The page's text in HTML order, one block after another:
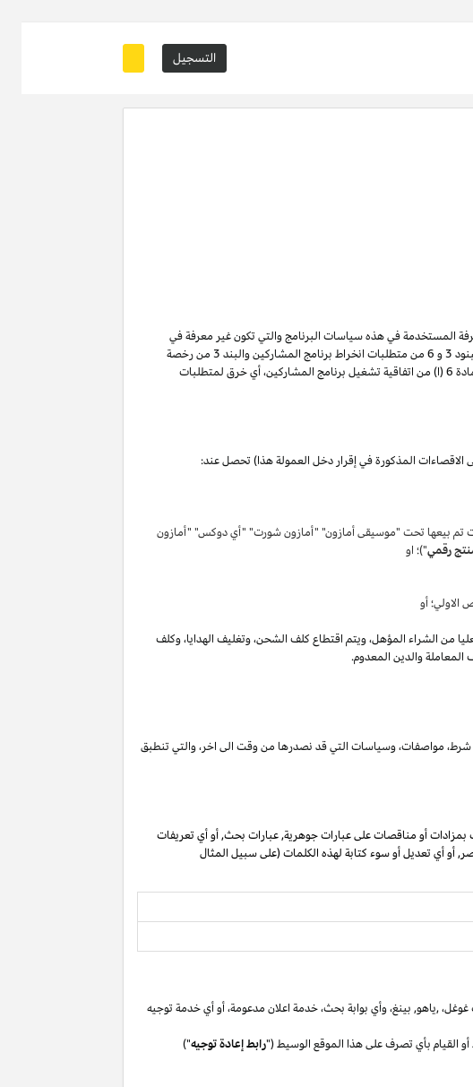
التسجيل
المستخدمة في هذه سياسات البرنامج والتي تكون غير معرفة في
3
و 6
من متطلبات انخراط برنامج المشاركين والبند 3 من رخصة
الملكية الفكرية لبرنامج المشاركين لا تنتهي ولا تنطفئ بانتهاء اتفاقية تشغيل برنامج المشاركين. لتفادي الشك وبدون الحد من غرض المادة 6 (ا) من اتفاقية تشغيل برنامج المشاركين، أي خرق لمتطلبات
الاقصاءات المذكورة في إقرار دخل العمولة هذا) تحصل عند:
تم بيعها تحت "موسيقى أمازون" "أمازون شورت" "أي دوكس" "أمازون
رقمي")؛ او
من الشراء المؤهل،ويتم اقتطاع كلف الشحن،وتغليف الهدايا،وكلف
المعاملة والدين المعدوم.
شرط، مواصفات،وسياسات التي قد نصدرها من وقت الى اخر،والتي تنطبق
أو مناقصات على عبارات جوهرية, عبارات بحث, أو أي تعريفات
أو أي تعديل أو سوء كتابة لهذه الكلمات (على سبيل المثال
غوغل،,ياهو, بينغ،وأي بوابة بحث،خدمة اعلان مدعومة،أوأي خدمة توجيه
القيام بأي تصرف على هذا الموقع الوسيط ("رابط إعادة توجيه")